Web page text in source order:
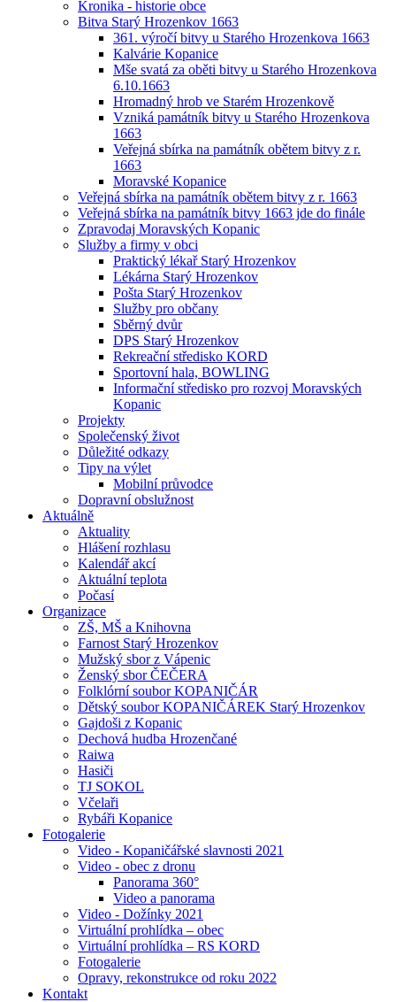
Kronika - historie obce
Bitva Starý Hrozenkov 1663
361. výročí bitvy u Starého Hrozenkova 1663
Kalvárie Kopanice
Mše svatá za oběti bitvy u Starého Hrozenkova
6.10.1663
Hromadný hrob ve Starém Hrozenkově
Vzniká památník bitvy u Starého Hrozenkova
1663
Veřejná sbírka na památník obětem bitvy z r.
1663
Moravské Kopanice
Veřejná sbírka na památník obětem bitvy z r. 1663
Veřejná sbírka na památník bitvy 1663 jde do finále
Zpravodaj Moravských Kopanic
Služby a firmy v obci
Praktický lékař Starý Hrozenkov
Lékárna Starý Hrozenkov
Pošta Starý Hrozenkov
Služby pro občany
Sběrný dvůr
DPS Starý Hrozenkov
Rekreační středisko KORD
Sportovní hala, BOWLING
Informační středisko pro rozvoj Moravských
Kopanic
Projekty
Společenský život
Důležité odkazy
Tipy na výlet
Mobilní průvodce
Dopravní obslužnost
Aktuálně
Aktuality
Hlášení rozhlasu
Kalendář akcí
Aktuální teplota
Počasí
Organizace
ZŠ, MŠ a Knihovna
Farnost Starý Hrozenkov
Mužský sbor z Vápenic
Ženský sbor ČEČERA
Folklórní soubor KOPANIČÁR
Dětský soubor KOPANIČÁREK Starý Hrozenkov
Gajdoši z Kopanic
Dechová hudba Hrozenčané
Raiwa
Hasiči
TJ SOKOL
Včelaři
Rybáři Kopanice
Fotogalerie
Video - Kopaničářské slavnosti 2021
Video - obec z dronu
Panorama 360°
Video a panorama
Video - Dožínky 2021
Virtuální prohlídka – obec
Virtuální prohlídka – RS KORD
Fotogalerie
Opravy, rekonstrukce od roku 2022
Kontakt